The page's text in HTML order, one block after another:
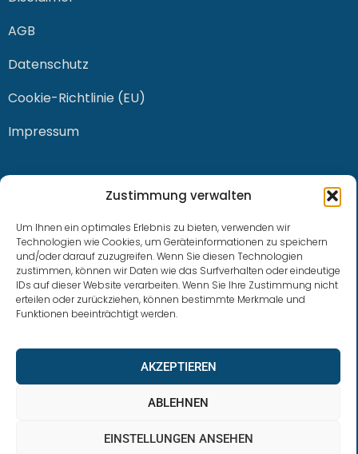
Zustimmung verwalten
Um Ihnen ein optimales Erlebnis zu bieten, verwenden wir
Technologien wie Cookies, um Geräteinformationen zu speichern
und/oder darauf zuzugreifen. Wenn Sie diesen Technologien
zustimmen, können wir Daten wie das Surfverhalten oder eindeutige
IDs auf dieser Website verarbeiten. Wenn Sie Ihre Zustimmung nicht
erteilen oder zurückziehen, können bestimmte Merkmale und
Funktionen beeinträchtigt werden.
AKZEPTIEREN
ABLEHNEN
EINSTELLUNGEN ANSEHEN
AGB
Datenschutz
Cookie-Richtlinie (EU)
Impressum
0228 / 915 614 81
klaus.buhl@libra-invest.de
LIBRAInvest © 2023 | Design by SOFTWARESTUBE